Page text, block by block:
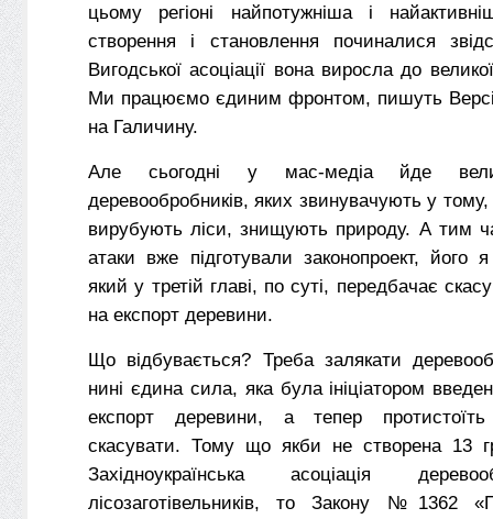
цьому регіоні найпотужніша і
створення і становлення починалися
Вигодської асоціації вона виросла до
Ми працюємо єдиним фронтом, пишуть
на Галичину.
Але сьогодні у мас-медіа йде
деревообробників, яких звинувачують у
вирубують ліси, знищують природу. А тим
атаки вже підготували законопроект, його
який у третій главі, по суті, передбачає
на експорт деревини.
Що відбувається? Треба залякати
нині єдина сила, яка була ініціатором
експорт деревини, а тепер
скасувати. Тому що якби не створена 13
Західноукраїнська асоціація
лісозаготівельників, то Закону №1362